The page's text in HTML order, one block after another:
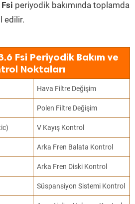
periyodik bakımında toplamda
edilir.
Fsi Periyodik Bakım ve
Noktaları
Hava Filtre Değişim
Polen Filtre Değişim
V Kayış Kontrol
Arka Fren Balata Kontrol
Arka Fren Diski Kontrol
Süspansiyon Sistemi Kontrol